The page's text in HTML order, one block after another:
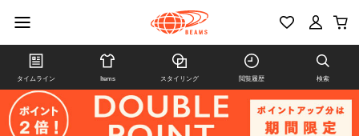
タイムライン Items スタイリング 閲覧履歴 検索